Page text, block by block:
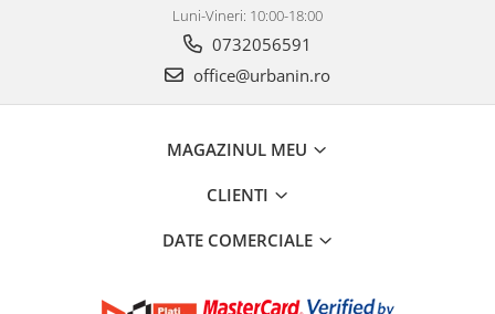
Luni-Vineri: 10:00-18:00
0732056591
office@urbanin.ro
MAGAZINUL MEU
CLIENTI
DATE COMERCIALE